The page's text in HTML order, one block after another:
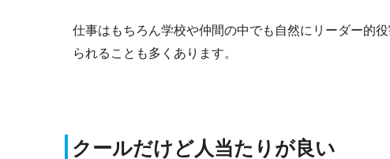
仕事はもちろん学校や仲間の中でも自然にリーダー的
られることも多くあります。
クールだけど人当たりが良い